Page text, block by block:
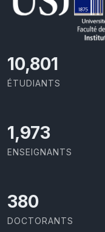
11,418
ÉTUDIANTS
2,086
ENSEIGNANTS
403
DOCTORANTS